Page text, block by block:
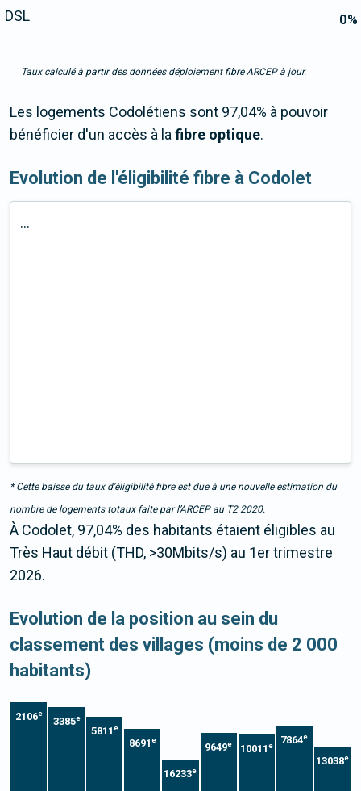
0%
DSL
Taux calculé à partir des données déploiement fibre ARCEP à jour.
Les logements Codolétiens sont 97,04% à pouvoir
bénéficier d'un accès à lafibre optique.
Evolution de l'éligibilité fibre à Codolet
...
* Cette baisse du taux d’éligibilité fibre est due à une nouvelle estimation du
nombre de logements totaux faite par l’ARCEP au T2 2020.
À Codolet, 97,04% des habitants étaient éligibles au
Très Haut débit (THD, >30Mbits/s) au 1er trimestre
2026.
Evolution de la position au sein du
classement des villages (moins de 2 000
habitants)
2106e
3385e
5811 e
8691 e
16233e
9649e 10011 e 7864e
13038e